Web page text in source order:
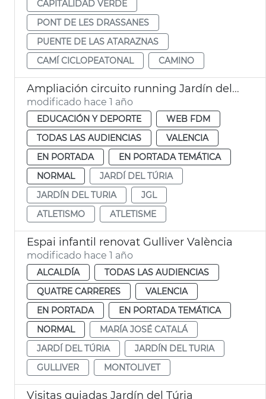
CAPITALIDAD VERDE
PONT DE LES DRASSANES
PUENTE DE LAS ATARAZNAS
CAMÍ CICLOPEATONAL
CAMINO
Ampliación circuito running Jardín del Turia València JGL
modificado hace 1 año
EDUCACIÓN Y DEPORTE
WEB FDM
TODAS LAS AUDIENCIAS
VALENCIA
EN PORTADA
EN PORTADA TEMÁTICA
NORMAL
JARDÍ DEL TÚRIA
JARDÍN DEL TURIA
JGL
ATLETISMO
ATLETISME
Espai infantil renovat Gulliver València
modificado hace 1 año
ALCALDÍA
TODAS LAS AUDIENCIAS
QUATRE CARRERES
VALENCIA
EN PORTADA
EN PORTADA TEMÁTICA
NORMAL
MARÍA JOSÉ CATALÁ
JARDÍ DEL TÚRIA
JARDÍN DEL TURIA
GULLIVER
MONTOLIVET
Visitas guiadas Jardín del Túria